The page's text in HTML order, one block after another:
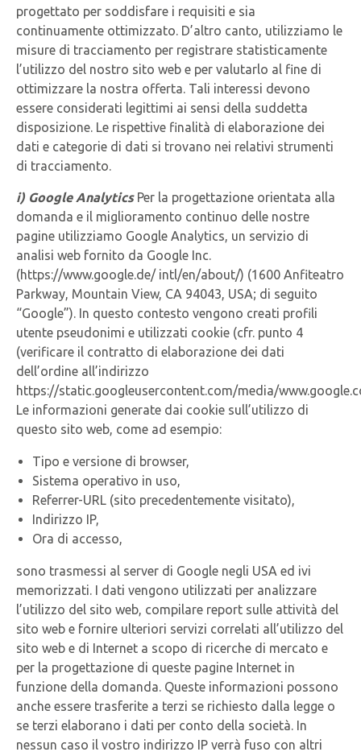
progettato per soddisfare i requisiti e sia
continuamente ottimizzato. D’altro canto, utilizziamo le
misure di tracciamento per registrare statisticamente
l’utilizzo del nostro sito web e per valutarlo al fine di
ottimizzare la nostra offerta. Tali interessi devono
essere considerati legittimi ai sensi della suddetta
disposizione. Le rispettive finalità di elaborazione dei
dati e categorie di dati si trovano nei relativi strumenti
di tracciamento.
i) Google AnalyticsPer la progettazione orientata alla
domanda e il miglioramento continuo delle nostre
pagine utilizziamo Google Analytics, un servizio di
analisi web fornito da Google Inc.
(https://www.google.de/ intl/en/about/) (1600 Anfiteatro
Parkway, Mountain View, CA 94043, USA; di seguito
“Google”). In questo contesto vengono creati profili
utente pseudonimi e utilizzati cookie (cfr. punto 4
(verificare il contratto di elaborazione dei dati
dell’ordine all’indirizzo
https://static.googleusercontent.com/media/
Le informazioni generate dai cookie sull’utilizzo di
questo sito web, come ad esempio:
Tipo e versione di browser,
Sistema operativo in uso,
Referrer-URL (sito precedentemente visitato),
Indirizzo IP,
Ora di accesso,
sono trasmessi al server di Google negli USA ed ivi
memorizzati. I dati vengono utilizzati per analizzare
l’utilizzo del sito web, compilare report sulle attività del
sito web e fornire ulteriori servizi correlati all’utilizzo del
sito web e di Internet a scopo di ricerche di mercato e
per la progettazione di queste pagine Internet in
funzione della domanda. Queste informazioni possono
anche essere trasferite a terzi se richiesto dalla legge o
se terzi elaborano i dati per conto della società. In
nessun caso il vostro indirizzo IP verrà fuso con altri